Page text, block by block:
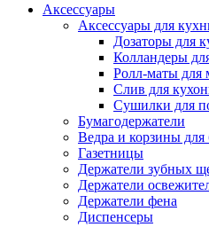
Аксессуары
Аксессуары для
Дозаторы для
Колландеры
Ролл-маты для
Слив для
Сушилки для
Бумагодержатели
Ведра и корзины для
Газетницы
Держатели зубных
Держатели
Держатели фена
Диспенсеры